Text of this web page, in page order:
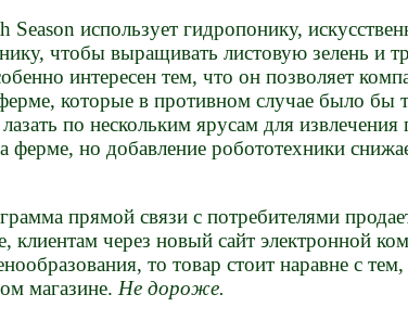
использует гидропонику,
чтобы выращивать листовую зелень и
интересен тем, что он позволяет
которые в противном случае было
по нескольким ярусам для
ферме, но добавление робототехники
прямой связи с потребителями
клиентам через новый сайт электронной
то товар стоит наравне с
магазине. Не дороже.